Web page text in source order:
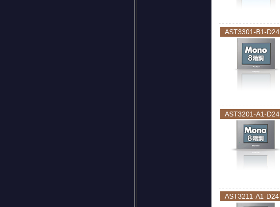
AST3301-B1-D24
AST3201-A1-D24
AST3211-A1-D24